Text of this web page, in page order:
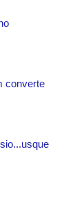
converte